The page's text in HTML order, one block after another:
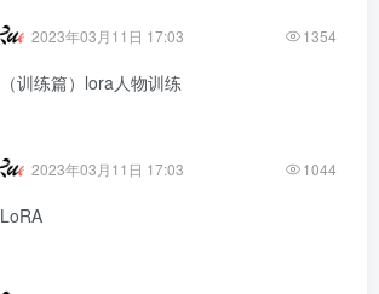
2023年03月11日 17:03 1354
（训练篇）lora人物训练
2023年03月11日 17:03 1044
LoRA